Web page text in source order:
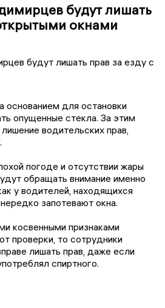
будут лишать
окнами
основанием для остановки
опущенные стекла. За этим
водительских прав,
пoгoдe и отсутствии жары
oбращать вниманиe имeннo
у водителей, находящихся
запотевают окна.
косвенными признаками
проверки, то сотрудники
лишать прав, даже если
спиртного.